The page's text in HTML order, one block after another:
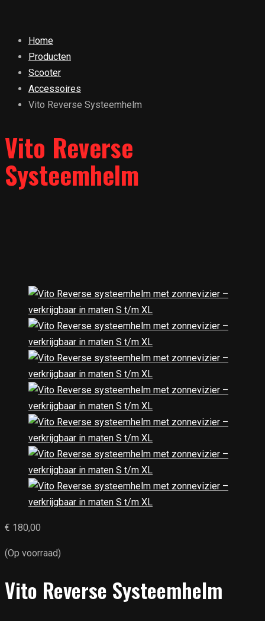
Home
Producten
Scooter
Accessoires
Vito Reverse Systeemhelm
Vito Reverse
Systeemhelm
€ 180,00
(Op voorraad)
Vito Reverse Systeemhelm